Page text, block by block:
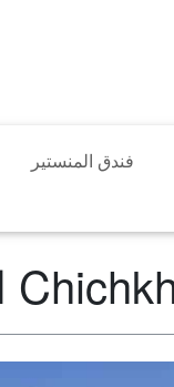
فندق المنستير